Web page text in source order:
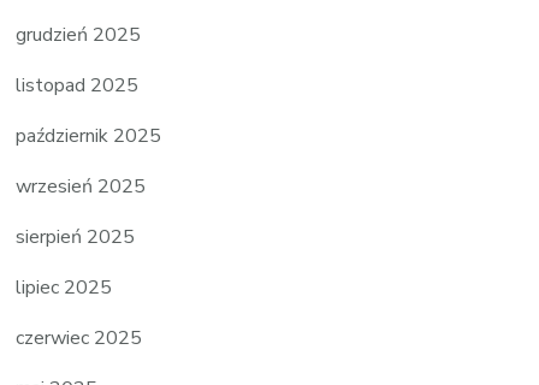
grudzień 2025
listopad 2025
październik 2025
wrzesień 2025
sierpień 2025
lipiec 2025
czerwiec 2025